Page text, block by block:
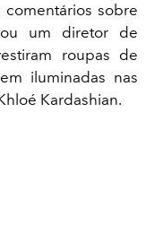
sobre
um diretor de
roupas de
iluminadas nas
Kardashian.